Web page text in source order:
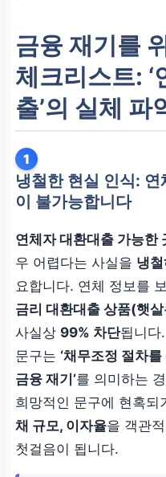
금융 재기를
체크리스트:
출’의 실체 파
1
냉철한 현실 인식:
이 불가능합니다
연체자 대환대출 가능한
우 어렵다는 사실을 냉
요합니다. 연체 정보를
금리 대환대출 상품(햇
사실상 99% 차단됩니다
문구는 ‘채무조정 절차
금융 재기’를 의미하는
희망적인 문구에 현혹되
채 규모, 이자율을 객관
첫걸음이 됩니다.